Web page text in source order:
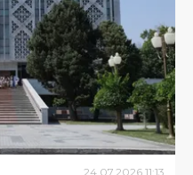
24.07.2026 11:13